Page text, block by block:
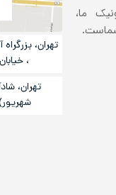
ما،
تهران،
، خیابان